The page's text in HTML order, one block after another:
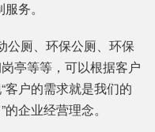
务。
厕、环保公厕、环保
亭等等，可以根据客户
客户的需求就是我们的
企业经营理念。